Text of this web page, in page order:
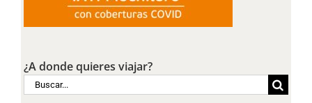
¿A donde quieres viajar?
Buscar: